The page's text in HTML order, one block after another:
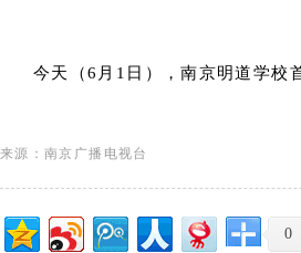
今天（6月1日），南京明道学校
来源：南京广播电视台
0